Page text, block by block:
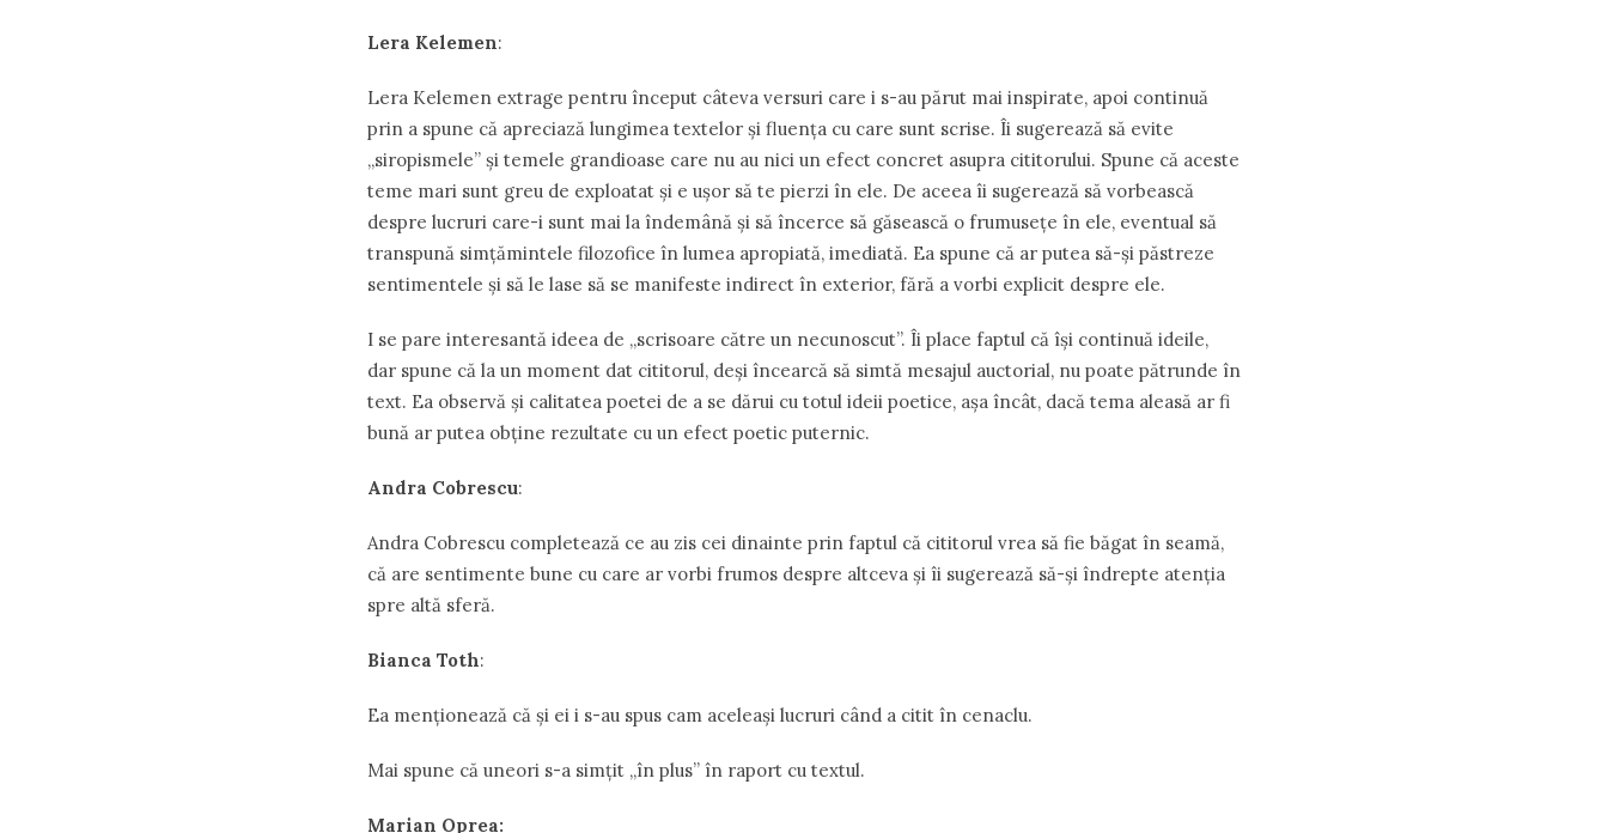
Lera Kelemen:
Lera Kelemen extrage pentru început câteva versuri care i s-au părut mai inspirate, apoi continuă
prin a spune că apreciază lungimea textelor şi fluenţa cu care sunt scrise. Îi sugerează să evite
„siropismele” şi temele grandioase care nu au nici un efect concret asupra cititorului. Spune că aceste
teme mari sunt greu de exploatat şi e uşor să te pierzi în ele. De aceea îi sugerează să vorbească
despre lucruri care-i sunt mai la îndemână şi să încerce să găsească o frumuseţe în ele, eventual să
transpună simţămintele filozofice în lumea apropiată, imediată. Ea spune că ar putea să-şi păstreze
sentimentele şi să le lase să se manifeste indirect în exterior, fără a vorbi explicit despre ele.
I se pare interesantă ideea de „scrisoare către un necunoscut”. Îi place faptul că îşi continuă ideile,
dar spune că la un moment dat cititorul, deşi încearcă să simtă mesajul auctorial, nu poate pătrunde în
text. Ea observă şi calitatea poetei de a se dărui cu totul ideii poetice, aşa încât, dacă tema aleasă ar fi
bună ar putea obţine rezultate cu un efect poetic puternic.
Andra Cobrescu:
Andra Cobrescu completează ce au zis cei dinainte prin faptul că cititorul vrea să fie băgat în seamă,
că are sentimente bune cu care ar vorbi frumos despre altceva şi îi sugerează să-şi îndrepte atenţia
spre altă sferă.
Bianca Toth:
Ea menţionează că şi ei i s-au spus cam aceleaşi lucruri când a citit în cenaclu.
Mai spune că uneori s-a simţit „în plus” în raport cu textul.
Marian Oprea: